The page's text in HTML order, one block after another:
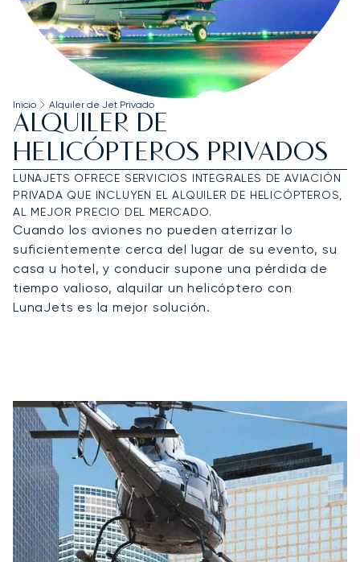
Inicio Alquiler de Jet Privado
ALQUILER DE
HELICÓPTEROS PRIVADOS
LUNAJETS OFRECE SERVICIOS INTEGRALES DE AVIACIÓN
PRIVADA QUE INCLUYEN EL ALQUILER DE HELICÓPTEROS,
AL MEJOR PRECIO DEL MERCADO.
Cuando los aviones no pueden aterrizar lo
suficientemente cerca del lugar de su evento, su
casa u hotel, y conducir supone una pérdida de
tiempo valioso, alquilar un helicóptero con
LunaJets es la mejor solución.